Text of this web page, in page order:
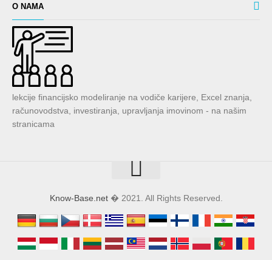
O NAMA
lekcije financijsko modeliranje na vodiče karijere, Excel znanja,
računovodstva, investiranja, upravljanja imovinom - na našim
stranicama
Know-Base.net� 2021. All Rights Reserved.